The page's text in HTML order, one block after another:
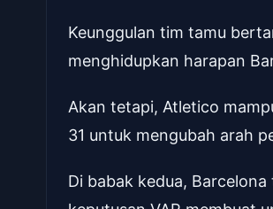
Keunggulan tim tamu
menghidupkan harapan
Akan tetapi, Atletico
31 untuk mengubah arah
Di babak kedua,